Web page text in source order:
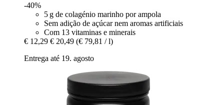
-40%
5 g de colagénio marinho por ampola
Sem adição de açúcar nem aromas artificiais
Com 13 vitaminas e minerais
€ 12,29 € 20,49 (€ 79,81 / l)
Entrega até 19. agosto